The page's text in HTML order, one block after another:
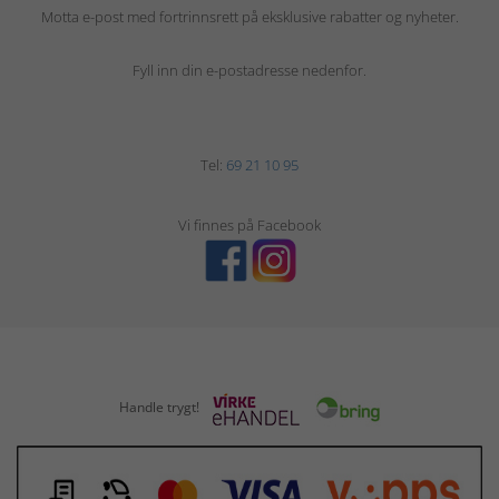
Motta e-post med fortrinnsrett på eksklusive rabatter og nyheter.
Fyll inn din e-postadresse nedenfor.
Tel: 69 21 10 95
Vi finnes på Facebook
Handle trygt!